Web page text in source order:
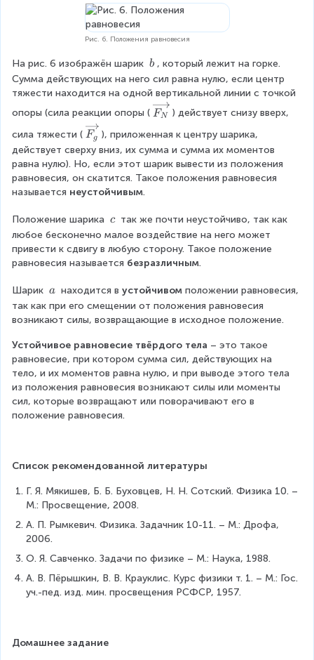
t
x
_i
Рис. 6. Положения равновесия
На рис. 6 изображён шарик \
\
b
b , который лежит на горке.
Сумма действующих на него сил равна нулю, если центр
тяжести находится на одной вертикальной линии с точкой
опоры (сила реакции опоры ( \
v
e
r
ri
t
a
r
r
w
{
F
N
}
FN
) действует снизу вверх,
сила тяжести ( \
v
e
g
t
a
r
o
w
{
F
_
g
}
Fg ), приложенная к центру шарика,
действует сверху вниз, их сумма и сумма их моментов
равна нулю). Но, если этот шарик вывести из положения
равновесия, он скатится. Такое положения равновесия
называется неустойчивым.
Положение шарика \
\
c
c так же почти неустойчиво, так как
любое бесконечно малое воздействие на него может
привести к сдвигу в любую сторону. Такое положение
равновесия называется безразличным.
Шарик \
\
a
a находится в устойчивом положении равновесия,
так как при его смещении от положения равновесия
возникают силы, возвращающие в исходное положение.
Устойчивое равновесие твёрдого тела – это такое
равновесие, при котором сумма сил, действующих на
тело, и их моментов равна нулю, и при выводе этого тела
из положения равновесия возникают силы или моменты
сил, которые возвращают или поворачивают его в
положение равновесия.
Список рекомендованной литературы
Г. Я. Мякишев, Б. Б. Буховцев, Н. Н. Сотский. Физика 10. –
М.: Просвещение, 2008.
А. П. Рымкевич. Физика. Задачник 10-11. – М.: Дрофа,
2006.
О. Я. Савченко. Задачи по физике – М.: Наука, 1988.
А. В. Пёрышкин, В. В. Крауклис. Курс физики т. 1. – М.: Гос.
уч.-пед. изд. мин. просвещения РСФСР, 1957.
Домашнее задание